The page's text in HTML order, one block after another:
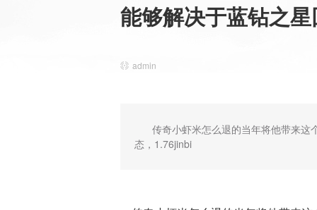
能够解决于蓝钻之
admin
传奇小虾米怎么退的当年将他带来这
态，1.76jinbi